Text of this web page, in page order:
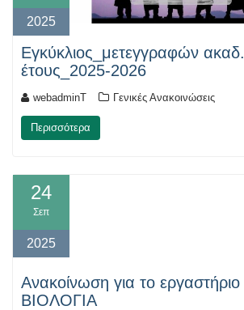
2025
Εγκύκλιος_μετεγγραφών ακαδ.
έτους_2025-2026
webadminT Γενικές Ανακοινώσεις
Περισσότερα
24
Σεπ
2025
Ανακοίνωση για το
ΒΙΟΛΟΓΙΑ